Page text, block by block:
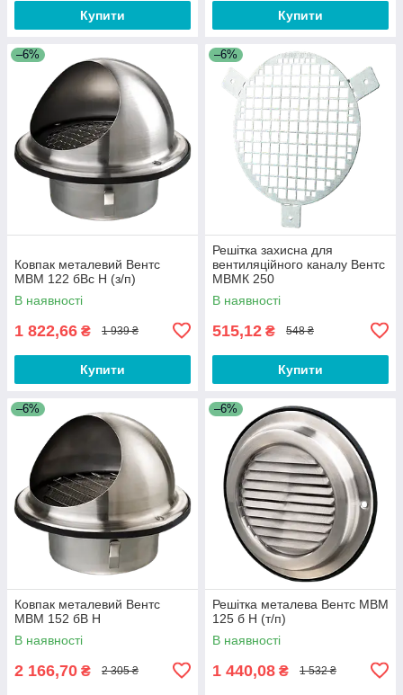
Купити Купити
–6%
Ковпак металевий Вентс
МВМ 122 бВс Н (з/п)
В наявності
1 822,66 ₴ 1 939 ₴
Купити
–6%
Решітка захисна для
вентиляційного каналу Вентс
МВМК 250
В наявності
515,12 ₴ 548 ₴
Купити
–6%
Ковпак металевий Вентс
МВМ 152 бВ Н
В наявності
2 166,70 ₴ 2 305 ₴
–6%
Решітка металева Вентс МВМ
125 б Н (т/п)
В наявності
1 440,08 ₴ 1 532 ₴